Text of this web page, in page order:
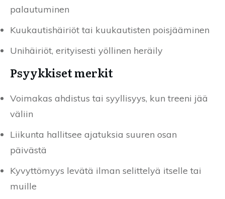
palautuminen
Kuukautishäiriöt tai kuukautisten poisjääminen
Unihäiriöt, erityisesti yöllinen heräily
Psyykkiset merkit
Voimakas ahdistus tai syyllisyys, kun treeni jää
väliin
Liikunta hallitsee ajatuksia suuren osan
päivästä
Kyvyttömyys levätä ilman selittelyä itselle tai
muille